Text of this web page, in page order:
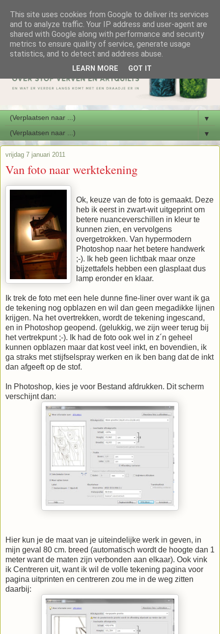
▼
▼
vrijdag 7 januari 2011
Van foto naar werktekening
Ok, keuze van de foto is gemaakt. Deze
heb ik eerst in zwart-wit uitgeprint om
betere nuanceverschillen in kleur te
kunnen zien, en vervolgens
overgetrokken. Van hypermodern
Photoshop naar het betere handwerk
;-). Ik heb geen lichtbak maar onze
bijzettafels hebben een glasplaat dus
lamp eronder en klaar.
Ik trek de foto met een hele dunne fine-liner over want ik ga
de tekening nog opblazen en wil dan geen megadikke lijnen
krijgen. Na het overtrekken, wordt de tekening ingescand,
en in Photoshop geopend. (gelukkig, we zijn weer terug bij
het vertrekpunt ;-). Ik had de foto ook wel in z´n geheel
kunnen opblazen maar dat kost veel inkt, en bovendien, ik
ga straks met stijfselspray werken en ik ben bang dat de inkt
dan afgeeft op de stof.
In Photoshop, kies je voor Bestand afdrukken. Dit scherm
verschijnt dan:
Hier kun je de maat van je uiteindelijke werk in geven, in
mijn geval 80 cm. breed (automatisch wordt de hoogte dan 1
meter want de maten zijn verbonden aan elkaar). Ook vink
ik Centreren uit, want ik wil de volle tekening pagina voor
pagina uitprinten en centreren zou me in de weg zitten
daarbij:
This site uses cookies from Google to deliver its services
and to analyze traffic. Your IP address and user-agent are
shared with Google along with performance and security
metrics to ensure quality of service, generate usage
statistics, and to detect and address abuse.
LEARN MORE GOT IT